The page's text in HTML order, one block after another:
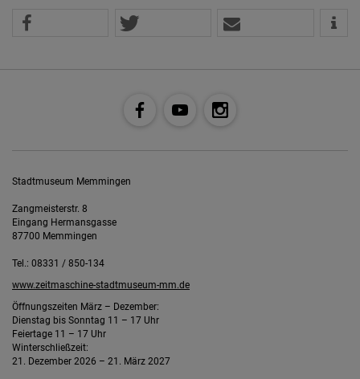
Stadtmuseum Memmingen
Zangmeisterstr. 8
Eingang Hermansgasse
87700 Memmingen
Tel.: 08331 / 850-134
www.zeitmaschine-stadtmuseum-mm.de
Öffnungszeiten März – Dezember:
Dienstag bis Sonntag 11 – 17 Uhr
Feiertage 11 – 17 Uhr
Winterschließzeit:
21. Dezember 2026 – 21. März 2027